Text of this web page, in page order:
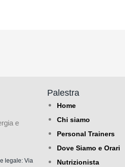
e
legale: Via
Palestra
Home
Chi siamo
Personal Trainers
Dove Siamo e Orari
Nutrizionista